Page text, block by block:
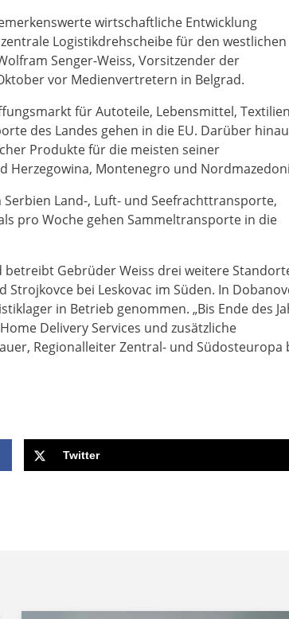
wirtschaftliche Entwicklung
Logistikdrehscheibe für den westlichen
Senger-Weiss, Vorsitzender der
vor Medienvertretern in Belgrad.
für Autoteile, Lebensmittel, Textilien
des Landes gehen in die EU. Darüber
Produkte für die meisten seiner
Herzegowina, Montenegro und
Land-, Luft- und Seefrachttransporte,
pro Woche gehen Sammeltransporte in die
Gebrüder Weiss drei weitere
bei Leskovac im Süden. In
in Betrieb genommen. „Bis Ende des
Delivery Services und zusätzliche
Regionalleiter Zentral- und Südosteuropa
Twitter